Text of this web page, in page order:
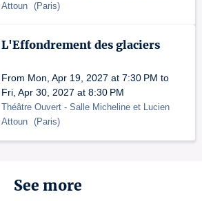
Attoun (Paris)
L'Effondrement des glaciers
From Mon, Apr 19, 2027 at 7:30 PM to
Fri, Apr 30, 2027 at 8:30 PM
Théâtre Ouvert - Salle Micheline et Lucien
Attoun (Paris)
See more